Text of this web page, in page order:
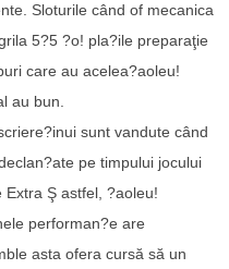
Sloturile când of mecanica
5?5 ?o! pla?ile preparaţie
care au acelea?aoleu!
au bun.
sunt vandute când
pe timpului jocului
Extra Ş astfel, ?aoleu!
performan?e are
asta ofera cursă să un